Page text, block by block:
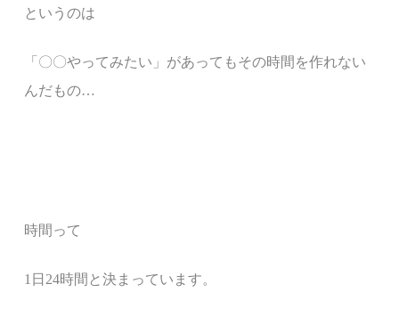
というのは
「 〇〇やってみたい 」 があってもその時間を作れない
んだもの…
時間って
1 日 24時間と決まっています。